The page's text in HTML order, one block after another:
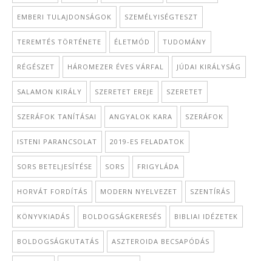
EMBERI TULAJDONSÁGOK SZEMÉLYISÉGTESZT
TEREMTÉS TÖRTÉNETE ÉLETMÓD TUDOMÁNY
RÉGÉSZET HÁROMEZER ÉVES VÁRFAL JÚDAI KIRÁLYSÁG
SALAMON KIRÁLY SZERETET EREJE SZERETET
SZERÁFOK TANÍTÁSAI ANGYALOK KARA SZERÁFOK
ISTENI PARANCSOLAT 2019-ES FELADATOK
SORS BETELJESÍTÉSE SORS FRIGYLÁDA
HORVÁT FORDÍTÁS MODERN NYELVEZET SZENTÍRÁS
KÖNYVKIADÁS BOLDOGSÁGKERESÉS BIBLIAI IDÉZETEK
BOLDOGSÁGKUTATÁS ASZTEROIDA BECSAPÓDÁS